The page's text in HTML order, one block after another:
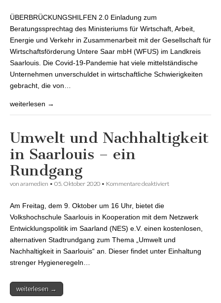
mittelständische
ÜBERBRÜCKUNGSHILFEN 2.0 Einladung zum
Beratungssprechtag des Ministeriums für Wirtschaft, Arbeit,
Energie und Verkehr in Zusammenarbeit mit der Gesellschaft für
Wirtschaftsförderung Untere Saar mbH (WFUS) im Landkreis
Saarlouis. Die Covid-19-Pandemie hat viele mittelständische
Unternehmen unverschuldet in wirtschaftliche Schwierigkeiten
gebracht, die von…
weiterlesen →
Umwelt und Nachhaltigkeit
in Saarlouis – ein
Rundgang
von aramedien • 05. Oktober 2020 • Kommentare deaktiviert
Am Freitag, dem 9. Oktober um 16 Uhr, bietet die
Volkshochschule Saarlouis in Kooperation mit dem Netzwerk
Entwicklungspolitik im Saarland (NES) e.V. einen kostenlosen,
alternativen Stadtrundgang zum Thema „Umwelt und
Nachhaltigkeit in Saarlouis“ an. Dieser findet unter Einhaltung
strenger Hygieneregeln…
weiterlesen →